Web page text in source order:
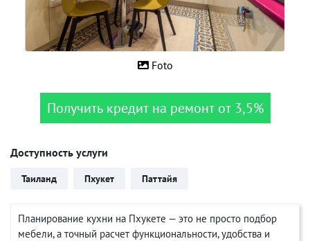
Foto
Получить кредит на ремонт от 3,5%
Доступность услуги
Таиланд Пхукет Паттайя
Планирование кухни на Пхукете — это не просто подбор
мебели, а точный расчет функциональности, удобства и